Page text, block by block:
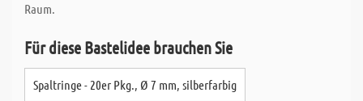
Raum.
Für diese Bastelidee brauchen Sie
Spaltringe - 20er Pkg., Ø 7 mm, silberfarbig